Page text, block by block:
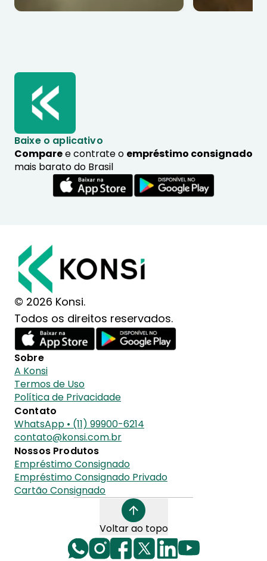
Baixe o aplicativo
Comparee contrate o empréstimo consignado
mais barato do Brasil
© 2026 Konsi.
Todos os direitos reservados.
Sobre
A Konsi
Termos de Uso
Política de Privacidade
Contato
WhatsApp • (11) 99900-6214
contato@konsi.com.br
Nossos Produtos
Empréstimo Consignado
Empréstimo Consignado Privado
Cartão Consignado
Voltar ao topo